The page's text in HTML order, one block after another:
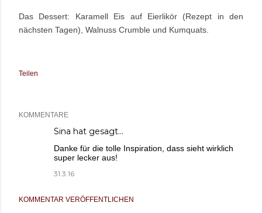
Das Dessert: Karamell Eis auf Eierlikör (Rezept in den
nächsten Tagen), Walnuss Crumble und Kumquats.
Teilen
KOMMENTARE
Sina hat gesagt…
Danke für die tolle Inspiration, dass sieht wirklich
super lecker aus!
31.3.16
KOMMENTAR VERÖFFENTLICHEN